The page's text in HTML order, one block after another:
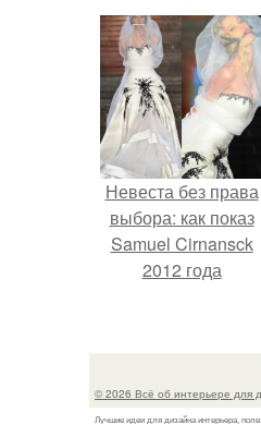
Невеста без права
выбора: как показ
Samuel Cirnansck
2012 года
принуждения.
© 2026 Всё об интерьере для
Лучшие идеи для дизайна интерьера,